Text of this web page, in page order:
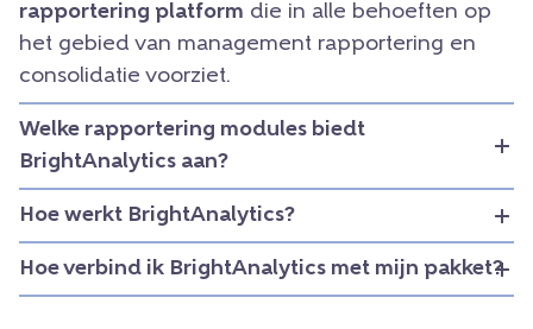
rapportering platform die in alle behoeften op
het gebied van management rapportering en
consolidatie voorziet.
Welke rapportering modules biedt
BrightAnalytics aan?
Hoe werkt BrightAnalytics?
Hoe verbind ik BrightAnalytics met mijn pakket?